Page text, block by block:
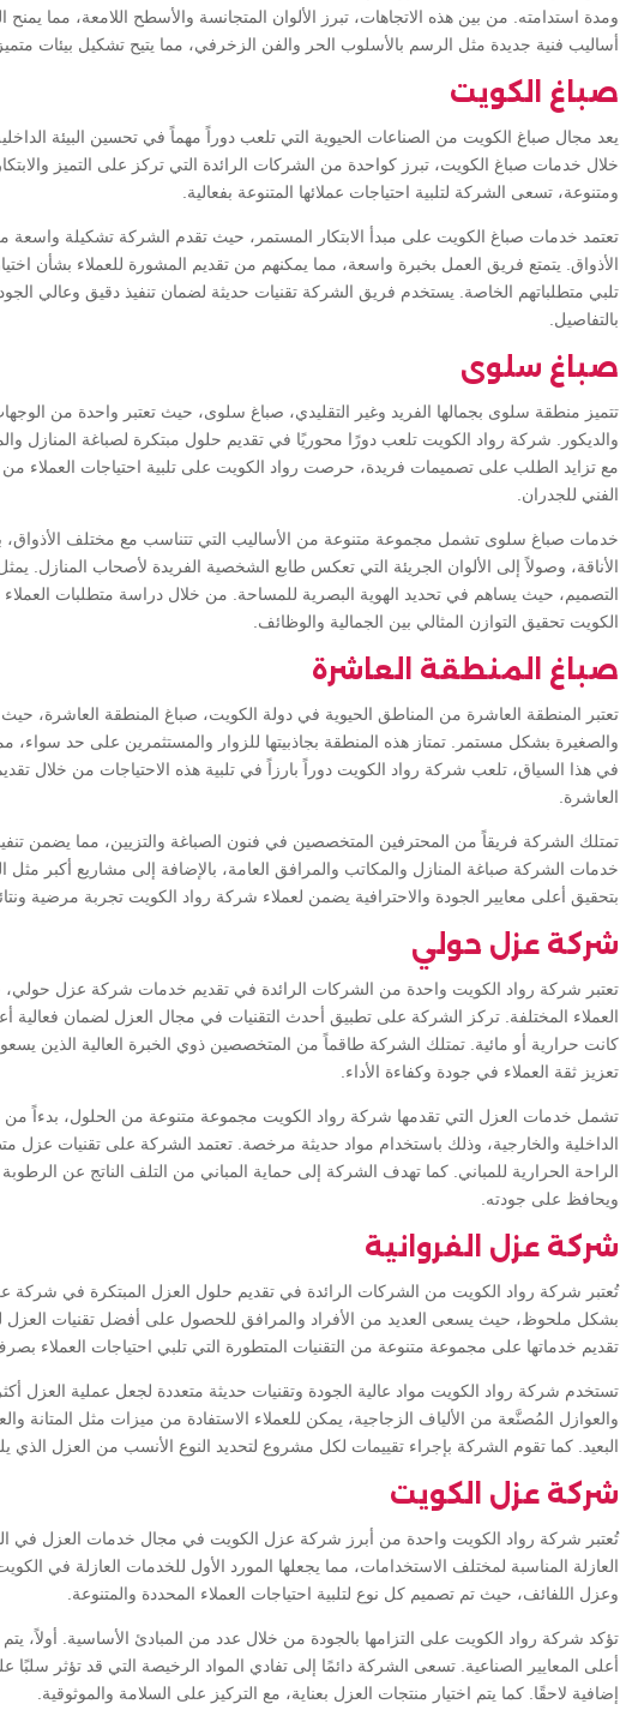
ومدة استدامته. من بين هذه الاتجاهات، تبرز الألوان المتجانسة والأسطح اللامعة، مما
أساليب فنية جديدة مثل الرسم بالأسلوب الحر والفن الزخرفي، مما يتيح تشكيل بيئات
صباغ الكويت
يعد مجال صباغ الكويت من الصناعات الحيوية التي تلعب دوراً مهماً في تحسين البيئة
خلال خدمات صباغ الكويت، تبرز كواحدة من الشركات الرائدة التي تركز على التميز
ومتنوعة، تسعى الشركة لتلبية احتياجات عملائها المتنوعة بفعالية.
تعتمد خدمات صباغ الكويت على مبدأ الابتكار المستمر، حيث تقدم الشركة تشكيلة واسعة
الأذواق. يتمتع فريق العمل بخبرة واسعة، مما يمكنهم من تقديم المشورة للعملاء بشأن
تلبي متطلباتهم الخاصة. يستخدم فريق الشركة تقنيات حديثة لضمان تنفيذ دقيق وعالي
بالتفاصيل.
صباغ سلوى
تتميز منطقة سلوى بجمالها الفريد وغير التقليدي، صباغ سلوى، حيث تعتبر واحدة من
والديكور. شركة رواد الكويت تلعب دورًا محوريًا في تقديم حلول مبتكرة لصباغة المنازل
مع تزايد الطلب على تصميمات فريدة، حرصت رواد الكويت على تلبية احتياجات العملاء من
الفني للجدران.
خدمات صباغ سلوى تشمل مجموعة متنوعة من الأساليب التي تتناسب مع مختلف الأذواق،
الأناقة، وصولاً إلى الألوان الجريئة التي تعكس طابع الشخصية الفريدة لأصحاب المنازل.
التصميم، حيث يساهم في تحديد الهوية البصرية للمساحة. من خلال دراسة متطلبات
الكويت تحقيق التوازن المثالي بين الجمالية والوظائف.
صباغ المنطقة العاشرة
تعتبر المنطقة العاشرة من المناطق الحيوية في دولة الكويت، صباغ المنطقة العاشرة، حيث
والصغيرة بشكل مستمر. تمتاز هذه المنطقة بجاذبيتها للزوار والمستثمرين على حد سواء،
في هذا السياق، تلعب شركة رواد الكويت دوراً بارزاً في تلبية هذه الاحتياجات من خلال
العاشرة.
تمتلك الشركة فريقاً من المحترفين المتخصصين في فنون الصباغة والتزيين، مما يضمن
خدمات الشركة صباغة المنازل والمكاتب والمرافق العامة، بالإضافة إلى مشاريع أكبر مثل
بتحقيق أعلى معايير الجودة والاحترافية يضمن لعملاء شركة رواد الكويت تجربة مرضية
شركة عزل حولي
تعتبر شركة رواد الكويت واحدة من الشركات الرائدة في تقديم خدمات شركة عزل حولي،
العملاء المختلفة. تركز الشركة على تطبيق أحدث التقنيات في مجال العزل لضمان
كانت حرارية أو مائية. تمتلك الشركة طاقماً من المتخصصين ذوي الخبرة العالية الذين
تعزيز ثقة العملاء في جودة وكفاءة الأداء.
تشمل خدمات العزل التي تقدمها شركة رواد الكويت مجموعة متنوعة من الحلول، بدءاً
الداخلية والخارجية، وذلك باستخدام مواد حديثة مرخصة. تعتمد الشركة على تقنيات عزل
الراحة الحرارية للمباني. كما تهدف الشركة إلى حماية المباني من التلف الناتج عن
ويحافظ على جودته.
شركة عزل الفروانية
تُعتبر شركة رواد الكويت من الشركات الرائدة في تقديم حلول العزل المبتكرة في شركة
بشكل ملحوظ، حيث يسعى العديد من الأفراد والمرافق للحصول على أفضل تقنيات العزل
تقديم خدماتها على مجموعة متنوعة من التقنيات المتطورة التي تلبي احتياجات العملاء
تستخدم شركة رواد الكويت مواد عالية الجودة وتقنيات حديثة متعددة لجعل عملية العزل
والعوازل المُصنَّعة من الألياف الزجاجية، يمكن للعملاء الاستفادة من ميزات مثل المتانة
البعيد. كما تقوم الشركة بإجراء تقييمات لكل مشروع لتحديد النوع الأنسب من العزل الذي
شركة عزل الكويت
تُعتبر شركة رواد الكويت واحدة من أبرز شركة عزل الكويت في مجال خدمات العزل في
العازلة المناسبة لمختلف الاستخدامات، مما يجعلها المورد الأول للخدمات العازلة في
وعزل اللفائف، حيث تم تصميم كل نوع لتلبية احتياجات العملاء المحددة والمتنوعة.
تؤكد شركة رواد الكويت على التزامها بالجودة من خلال عدد من المبادئ الأساسية. أولاً،
أعلى المعايير الصناعية. تسعى الشركة دائمًا إلى تفادي المواد الرخيصة التي قد تؤثر سلبًا
إضافية لاحقًا. كما يتم اختيار منتجات العزل بعناية، مع التركيز على السلامة والموثوقية.